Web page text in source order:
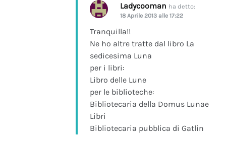
Ladycooman ha detto:
18 Aprile 2013 alle 17:22
Tranquilla!!
Ne ho altre tratte dal libro La
sedicesima Luna
per i libri:
Libro delle Lune
per le biblioteche:
Bibliotecaria della Domus Lunae
Libri
Bibliotecaria pubblica di Gatlin